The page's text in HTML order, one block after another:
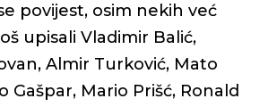
povijest, osim nekih već
upisali Vladimir Balić,
Almir Turković, Mato
Gašpar, Mario Prišć, Ronald